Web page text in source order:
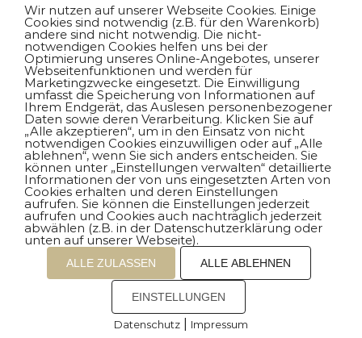
Kontakt
Impressum
Datenschutz
Auswahl unserer Modelle
BMW X5 xDrive30d
BMW 420d xDrive coupé
BMW X6 M50d
Wir nutzen auf unserer Webseite Cookies. Einige
Cookies sind notwendig (z.B. für den Warenkorb)
andere sind nicht notwendig. Die nicht-
notwendigen Cookies helfen uns bei der
Optimierung unseres Online-Angebotes, unserer
Webseitenfunktionen und werden für
Marketingzwecke eingesetzt. Die Einwilligung
umfasst die Speicherung von Informationen auf
Ihrem Endgerät, das Auslesen personenbezogener
Daten sowie deren Verarbeitung. Klicken Sie auf
„Alle akzeptieren“, um in den Einsatz von nicht
notwendigen Cookies einzuwilligen oder auf „Alle
ablehnen“, wenn Sie sich anders entscheiden. Sie
können unter „Einstellungen verwalten“ detaillierte
Informationen der von uns eingesetzten Arten von
Cookies erhalten und deren Einstellungen
aufrufen. Sie können die Einstellungen jederzeit
aufrufen und Cookies auch nachträglich jederzeit
abwählen (z.B. in der Datenschutzerklärung oder
unten auf unserer Webseite).
ALLE ZULASSEN ALLE ABLEHNEN
EINSTELLUNGEN
Datenschutz Impressum